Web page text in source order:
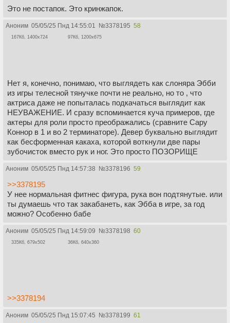
Это не постапок. Это кринжапок.
Аноним 05/05/25 Пнд 14:55:01 №3378195 58
167Кб, 1400x724 97Кб, 1200x675
Нет я, конечно, понимаю, что выглядеть как слоняра Эбби
из игры телесной тянучке почти не реально, но то , что
актриса даже не попыталась подкачаться выглядит как
НЕУВАЖЕНИЕ. И сразу вспоминается куча примеров, где
актеры для роли просто преображались (сравните Сару
Коннор в 1 и во 2 терминаторе). Девер буквально выглядит
как бесформенная какаха, которой воткнули две пары
зубочисток вместо рук и ног. Это просто ПОЗОРИЩЕ
Аноним 05/05/25 Пнд 14:57:38 №3378196 59
>>3378195
У нее нормальная фитнес фигура, рука вон подтянутые. или
ты думаешь что так закабанеть, как Эбба в игре, за год
можно? Особенно бабе
Аноним 05/05/25 Пнд 14:59:09 №3378198 60
335Кб, 679x502 36Кб, 640x360
>>3378194
Аноним 05/05/25 Пнд 15:07:45 №3378199 61